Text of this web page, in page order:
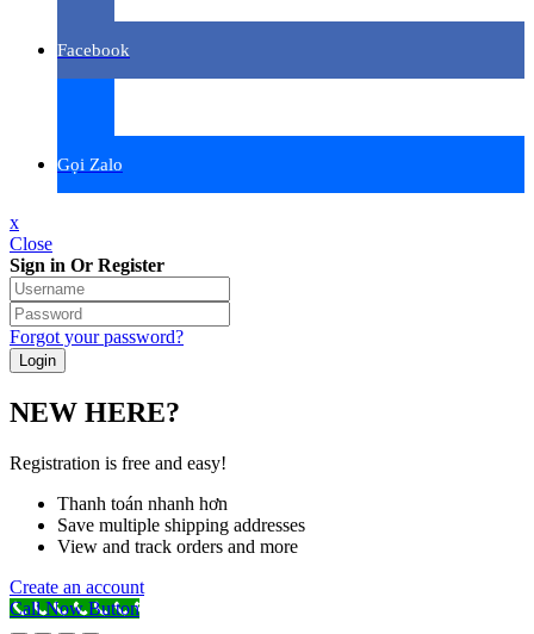
Facebook
Gọi Zalo
x
Close
Sign in Or Register
Forgot your password?
NEW HERE?
Registration is free and easy!
Thanh toán nhanh hơn
Save multiple shipping addresses
View and track orders and more
Create an account
Call Now Button